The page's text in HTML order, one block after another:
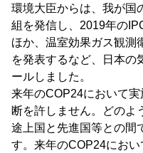
環境大臣からは、我が国
組を発信し、2019年の
ほか、温室効果ガス観測
を発表するなど、日本の
ールしました。
来年のCOP24において
断を許しません。どのよ
途上国と先進国等との間
す。来年のCOP24にお